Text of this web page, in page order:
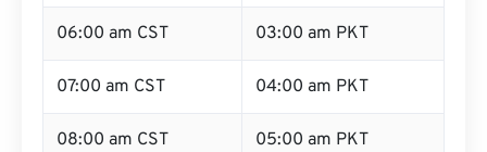
06:00 am CST 03:00 am PKT
07:00 am CST 04:00 am PKT
08:00 am CST 05:00 am PKT